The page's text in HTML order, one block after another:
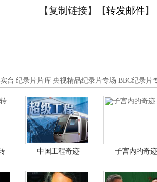
【复制链接】【转发邮件】
台 纪录片片库 央视精品纪录片专场 BBC纪录片
中国工程奇迹 子宫内的奇迹